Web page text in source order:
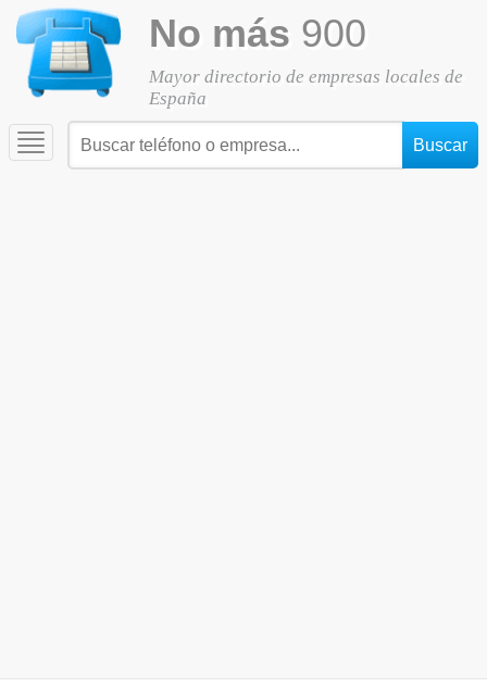
No más 900
Mayor directorio de empresas locales de
España
Toggle
navigation